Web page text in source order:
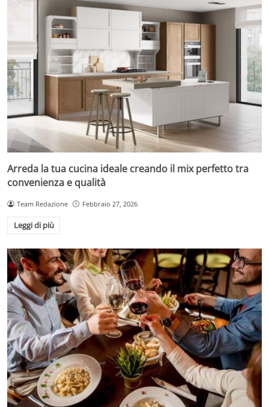
Arreda la tua cucina ideale creando il mix perfetto tra
convenienza e qualità
Team Redazione Febbraio 27, 2026
Leggi di più